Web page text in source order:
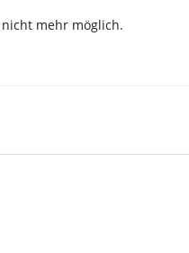
mehr möglich.